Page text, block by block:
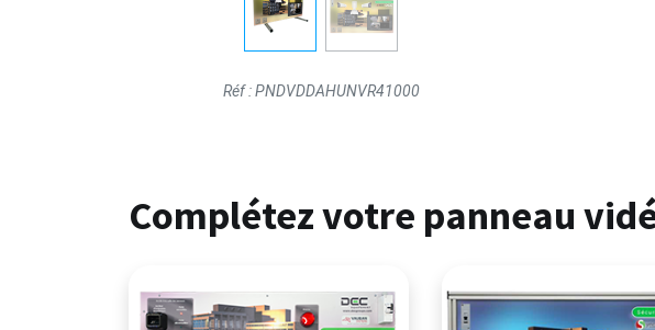
Réf :PNDVDDAHUNVR41000
Complétez votre panneau